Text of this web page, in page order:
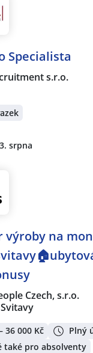
Specialista
s.r.o.
srpna
výroby na
Czech, s.r.o.
36 000 Kč
Plný
také pro absolventy